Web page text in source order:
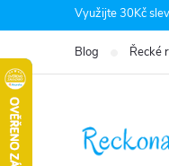
na
obsah
Využijte 30Kč
Blog Řecké